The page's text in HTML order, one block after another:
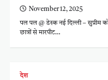
November 12, 2025
पल पल @ डेस्क नई दिल्ली – सुप्रीम
छात्रों से मारपीट…
देश